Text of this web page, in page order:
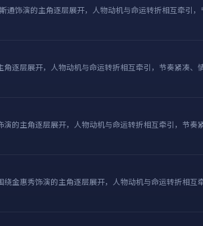
饰演的主角逐层展开，人物动机与命运转折相互牵引，
逐层展开，人物动机与命运转折相互牵引，节奏紧凑、情
的主角逐层展开，人物动机与命运转折相互牵引，节奏
金惠秀饰演的主角逐层展开，人物动机与命运转折相互